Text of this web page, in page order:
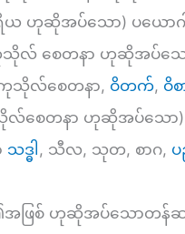
ဟုဆိုအပ်သော) ပယောဂါ
လ် စေတနာ ဟုဆိုအပ်သေ
သိုလ်စေတနာ, ဝိတက်, ဝိ
စေတနာ ဟုဆိုအပ်သော)
သဒ္ဓါ , သီလ, သုတ, စာဂ,
ြစ် ဟုဆိုအပ်သောတန်ဆ